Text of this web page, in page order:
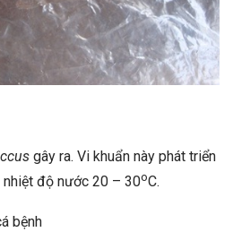
gây ra. Vi khuẩn này phát triển
độ nước 20 – 30oC.
bệnh